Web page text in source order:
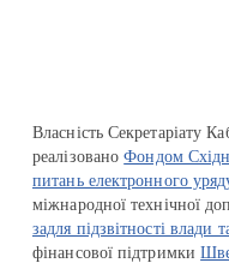
Власність Секретаріату
реалізованоФондом
питань електронного
міжнародної технічної
задля підзвітності влади
фінансової підтримки